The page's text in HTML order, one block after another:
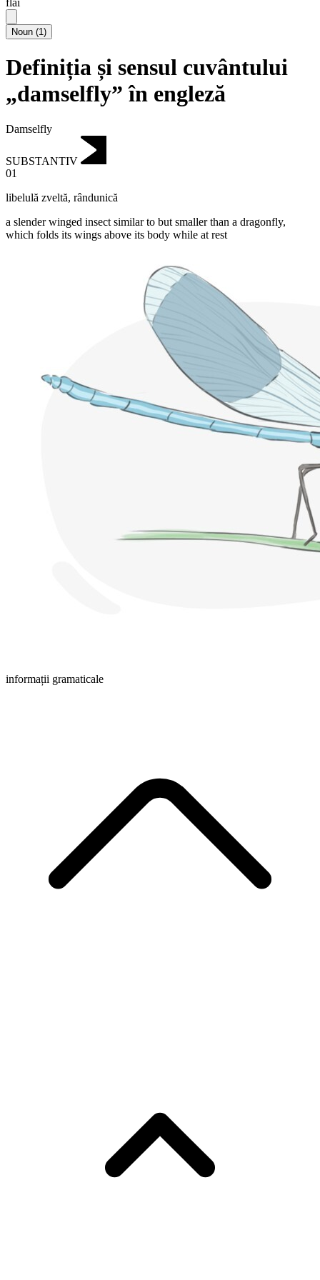
Noun (1)
Definiția și sensul cuvântului
„damselfly” în engleză
Damselfly
SUBSTANTIV
01
libelulă zveltă, rândunică
a slender winged insect similar to but smaller than a dragonfly,
which folds its wings above its body while at rest
informații gramaticale